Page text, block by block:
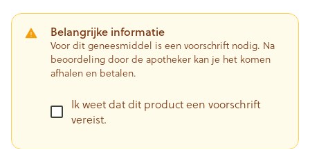
Belangrijke informatie
Voor dit geneesmiddel is een voorschrift nodig. Na
beoordeling door de apotheker kan je het komen
afhalen en betalen.
Ik weet dat dit product een voorschrift
vereist.